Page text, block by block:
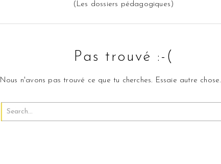
(Les dossiers pédagogiques)
Pas trouvé :-(
Nous n'avons pas trouvé ce que tu cherches. Essaie autre chose.